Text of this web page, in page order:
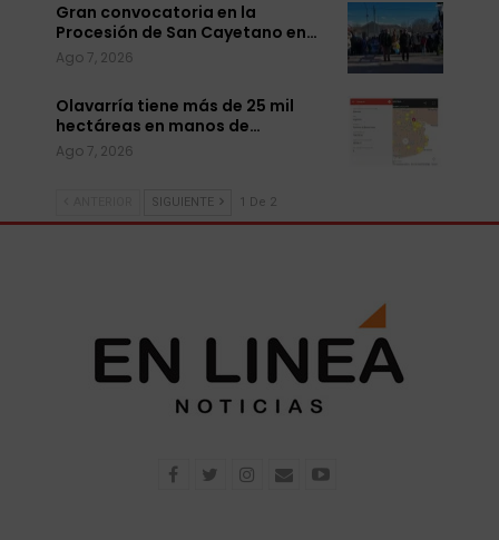
Gran convocatoria en la
Procesión de San Cayetano en…
Ago 7, 2026
Olavarría tiene más de 25 mil
hectáreas en manos de…
Ago 7, 2026
SIGUIENTE 1 De 2